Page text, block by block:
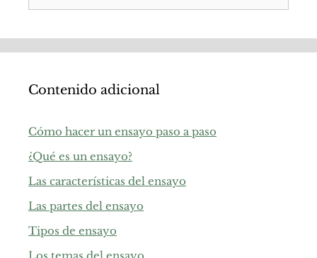
Contenido adicional
Cómo hacer un ensayo paso a paso
¿Qué es un ensayo?
Las características del ensayo
Las partes del ensayo
Tipos de ensayo